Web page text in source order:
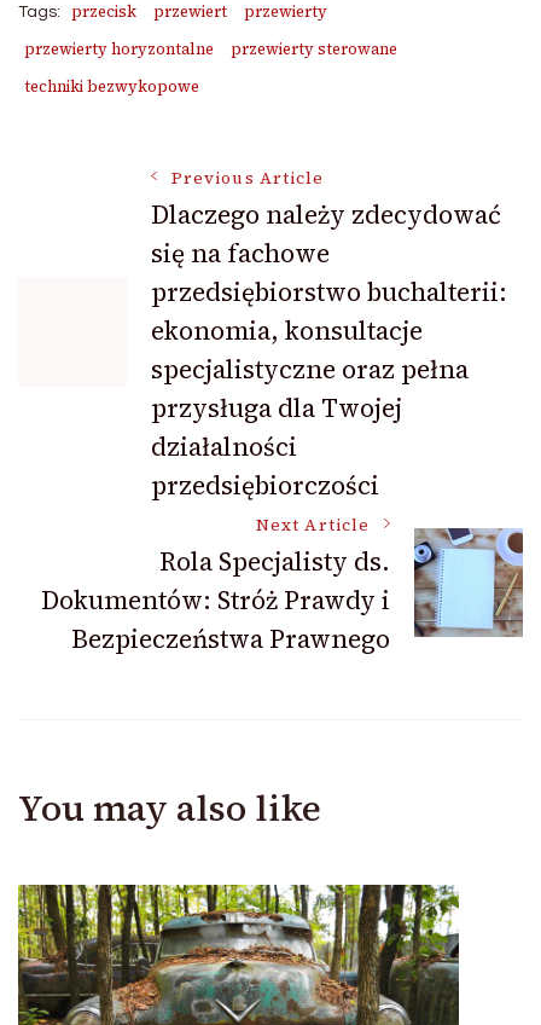
Tags: przecisk przewiert
przewierty
przewierty horyzontalne
przewierty sterowane
techniki bezwykopowe
Navigation
Previous Article
Dlaczego należy zdecydować
się na fachowe
przedsiębiorstwo buchalterii:
ekonomia, konsultacje
specjalistyczne oraz pełna
przysługa dla Twojej
działalności
przedsiębiorczości
Next Article
Rola Specjalisty ds.
Dokumentów: Stróż Prawdy i
Bezpieczeństwa Prawnego
You may also like